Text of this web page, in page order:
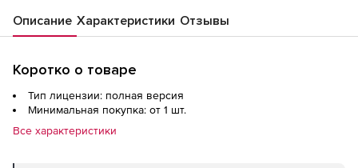
Описание Характеристики Отзывы
Коротко о товаре
Тип лицензии: полная версия
Минимальная покупка: от 1 шт.
Все характеристики